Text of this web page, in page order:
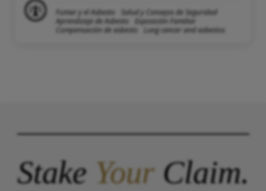
Fumar y el Asbesto
Salud y Consejos de Seguridad
Aprendizaje de Asbesto
Exposición Familiar
Compensación de asbesto
Lung cancer and asbestos
StakeYourClaim.